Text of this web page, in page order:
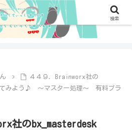
４４９．Brainworx社の
みよう♪ ～マスター処理～ 有料プラ
社のbx_masterdesk
検索